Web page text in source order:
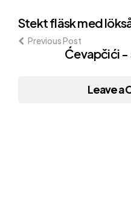
Post
navigation
Stekt fläsk med
Previous Post
Ćevapčići -
Leave a